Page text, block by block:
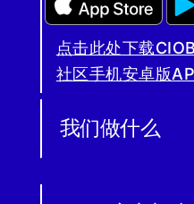
点击此处下载
社区手机安卓版
我们做什么